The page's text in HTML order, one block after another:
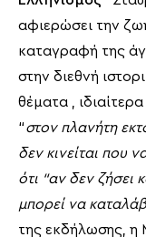
αφιερώσει την
καταγραφή της
στην διεθνή
θέματα ,
“στον πλανήτη
δεν κινείται που
ότι “αν δεν ζήσει
μπορεί να
της εκδήλωσης, η